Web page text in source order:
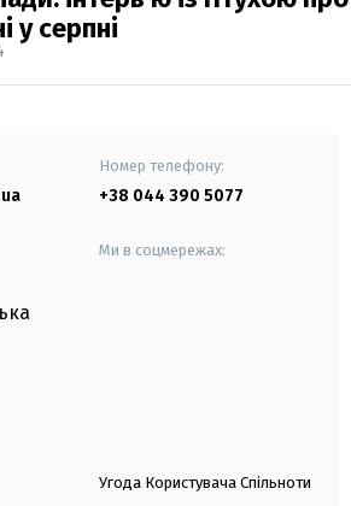
у серпні
Номер телефону:
+38 044 390 5077
Ми в соцмережах:
Угода Користувача Спільноти